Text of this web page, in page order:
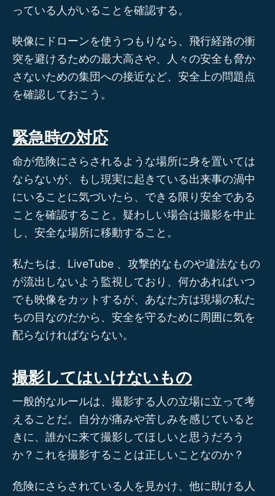
っている人がいることを確認する。
映像にドローンを使うつもりなら、飛行経路の衝
突を避けるための最大高さや、人々の安全も脅か
さないための集団への接近など、安全上の問題点
を確認しておこう。
緊急時の対応
命が危険にさらされるような場所に身を置いては
ならないが、もし現実に起きている出来事の渦中
にいることに気づいたら、できる限り安全である
ことを確認すること。疑わしい場合は撮影を中止
し、安全な場所に移動すること。
私たちは、LiveTube 、攻撃的なものや違法なもの
が流出しないよう監視しており、何かあればいつ
でも映像をカットするが、あなた方は現場の私た
ちの目なのだから、安全を守るために周囲に気を
配らなければならない。
撮影してはいけないもの
一般的なルールは、撮影する人の立場に立って考
えることだ。自分が痛みや苦しみを感じていると
きに、誰かに来て撮影してほしいと思うだろう
か？これを撮影することは正しいことなのか？
危険にさらされている人を見かけ、他に助ける人